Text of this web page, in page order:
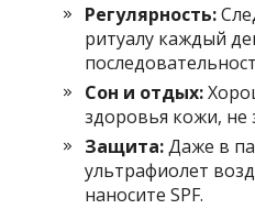
Регулярность:
ритуалу каждый
Сон и отдых:
здоровья кожи, не
Защита:Даже в
ультрафиолет
наносите SPF.